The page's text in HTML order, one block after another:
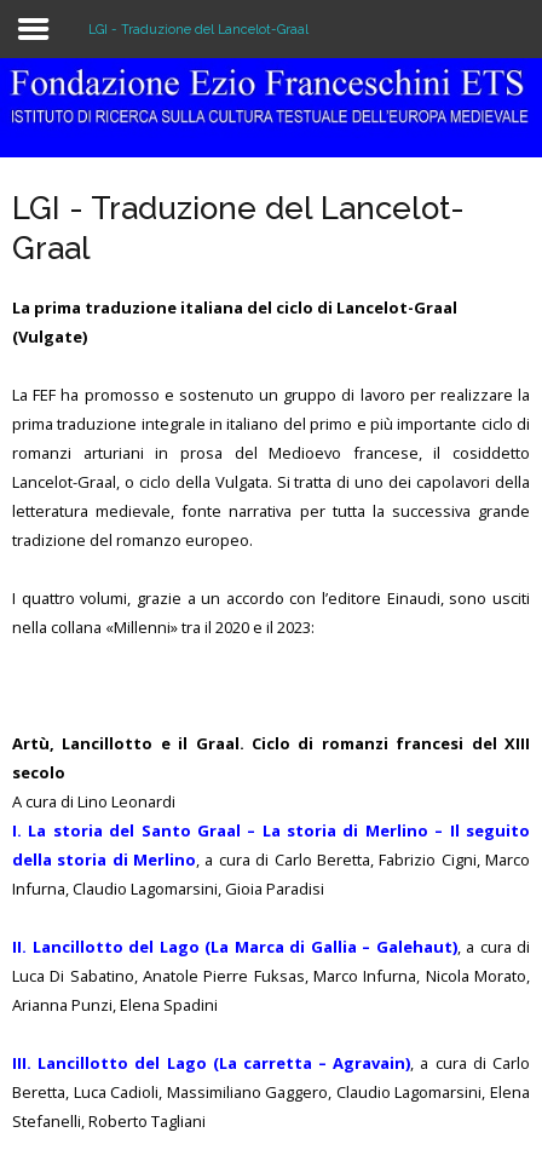
Home
Biblioteca e Archivio
Pubblicazioni
Eventi
LGI - Traduzione del Lancelot-Graal
LGI - Traduzione del Lancelot-
Graal
La prima traduzione italiana del ciclo di Lancelot-Graal
(Vulgate)
La FEF ha promosso e sostenuto un gruppo di lavoro per realizzare la
prima traduzione integrale in italiano del primo e più importante ciclo di
romanzi arturiani in prosa del Medioevo francese, il cosiddetto
Lancelot-Graal, o ciclo della Vulgata. Si tratta di uno dei capolavori della
letteratura medievale, fonte narrativa per tutta la successiva grande
tradizione del romanzo europeo.
I quattro volumi, grazie a un accordo con l’editore Einaudi, sono usciti
nella collana «Millenni» tra il 2020 e il 2023:
Artù, Lancillotto e il Graal. Ciclo di romanzi francesi del XIII
secolo
A cura di Lino Leonardi
I. La storia del Santo Graal – La storia di Merlino – Il seguito
della storia di Merlino, a cura di Carlo Beretta, Fabrizio Cigni, Marco
Infurna, Claudio Lagomarsini, Gioia Paradisi
II. Lancillotto del Lago (La Marca di Gallia – Galehaut), a cura di
Luca Di Sabatino, Anatole Pierre Fuksas, Marco Infurna, Nicola Morato,
Arianna Punzi, Elena Spadini
III. Lancillotto del Lago (La carretta – Agravain), a cura di Carlo
Beretta, Luca Cadioli, Massimiliano Gaggero, Claudio Lagomarsini, Elena
Stefanelli, Roberto Tagliani